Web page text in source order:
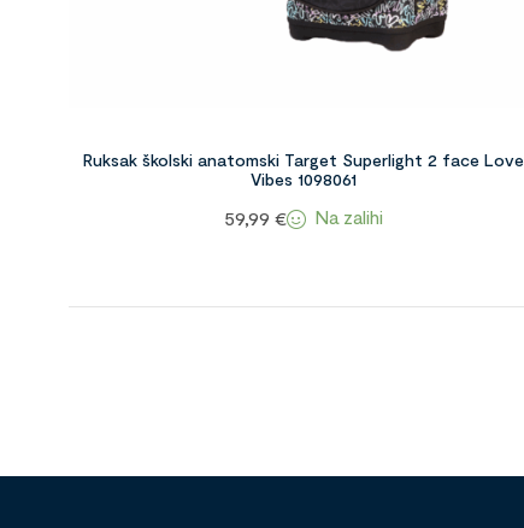
Ruksak školski anatomski Target Superlight 2 face Love
Vibes 1098061
59,99 € Na zalihi